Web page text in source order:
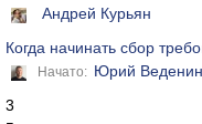
Андрей Курьян
Когда начинать сбор
Начато: Юрий Веденин
3